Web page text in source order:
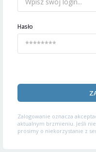
Hasło
Zalogowanie oznacza
aktualnym brzmieniu. Jeśli
prosimy o niekorzystanie z